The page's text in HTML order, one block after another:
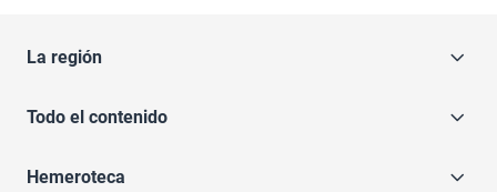
La región
Todo el contenido
Hemeroteca